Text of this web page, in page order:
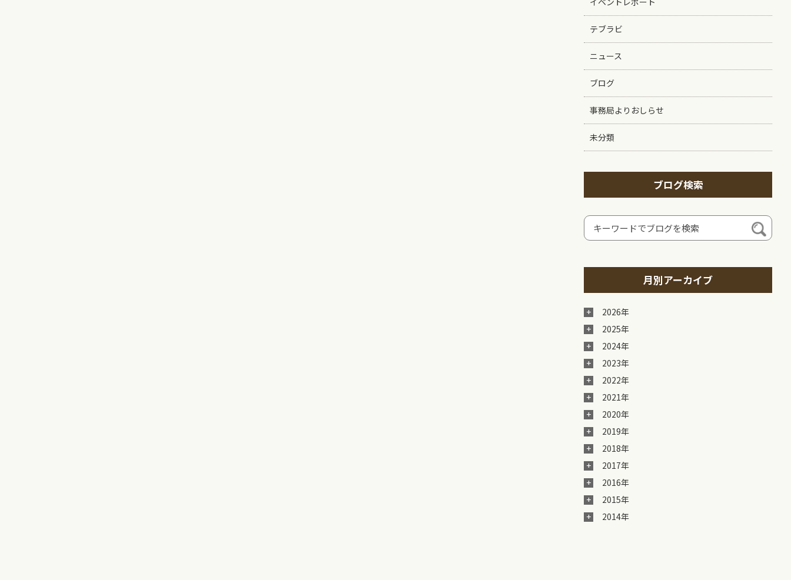
テブラビ
ニュース
ブログ
事務局よりおしらせ
未分類
ブログ検索
月別アーカイブ
2026年
2025年
2024年
2023年
2022年
2021年
2020年
2019年
2018年
2017年
2016年
2015年
2014年